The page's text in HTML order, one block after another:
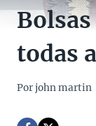
todas
Porjohn martin